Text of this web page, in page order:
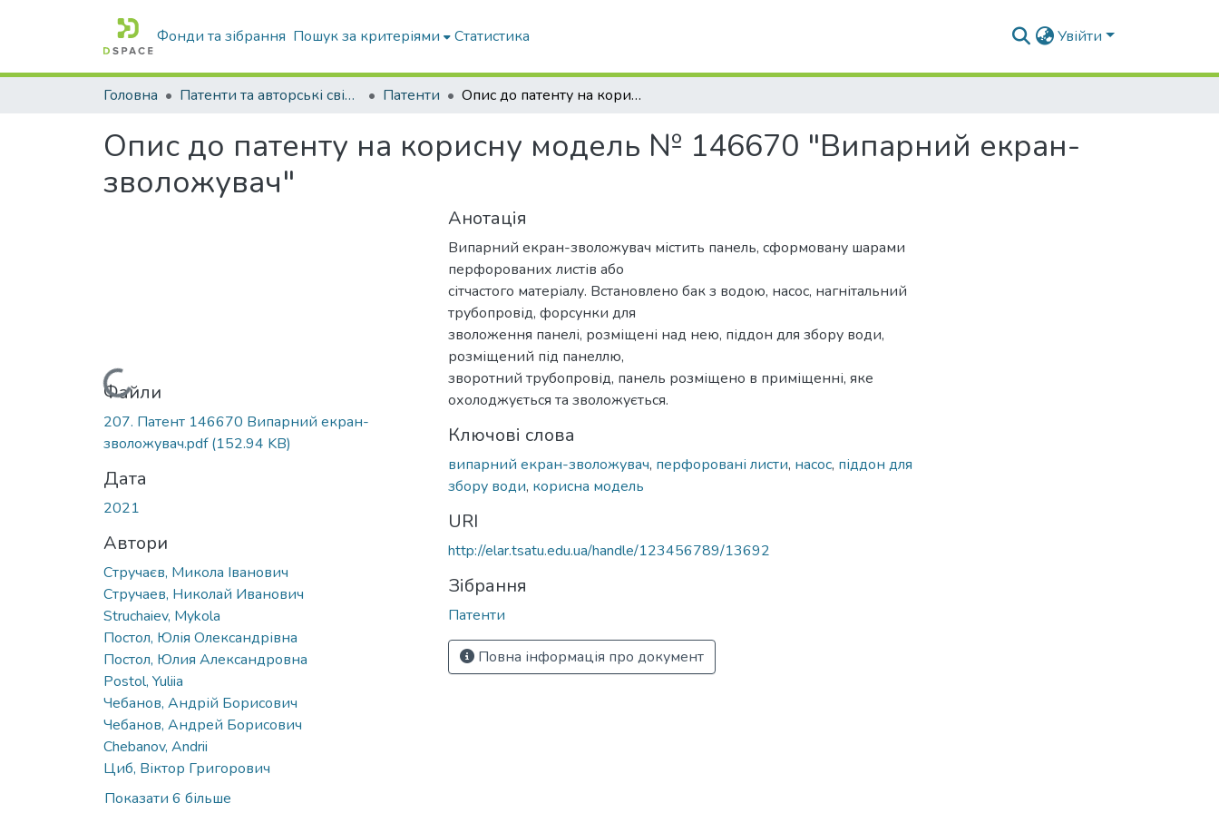
Фонди та зібрання Пошук за критеріями Статистика Увійти
Головна Патенти та авторські свідоцтва Патенти Опис до патенту на корисну модель № 146670 "Випарний екран-зволожувач"
Опис до патенту на корисну модель № 146670 "Випарний екран-
зволожувач"
Вантажиться...
Файли
207. Патент 146670 Випарний екран-
зволожувач.pdf(152.94 KB)
Дата
2021
Автори
Стручаєв, Микола Іванович
Стручаев, Николай Иванович
Struchaiev, Mykola
Постол, Юлія Олександрівна
Постол, Юлия Александровна
Postol, Yuliia
Чебанов, Андрій Борисович
Чебанов, Андрей Борисович
Chebanov, Andrii
Циб, Віктор Григорович
Показати 6 більше
Анотація
Випарний екран-зволожувач містить панель, сформовану шарами
перфорованих листів або
сітчастого матеріалу. Встановлено бак з водою, насос, нагнітальний
трубопровід, форсунки для
зволоження панелі, розміщені над нею, піддон для збору води,
розміщений під панеллю,
зворотний трубопровід, панель розміщено в приміщенні, яке
охолоджується та зволожується.
Ключові слова
випарний екран-зволожувач, перфоровані листи, насос, піддон для
збору води, корисна модель
URI
http://elar.tsatu.edu.ua/handle/123456789/13692
Зібрання
Патенти
Повна інформація про документ